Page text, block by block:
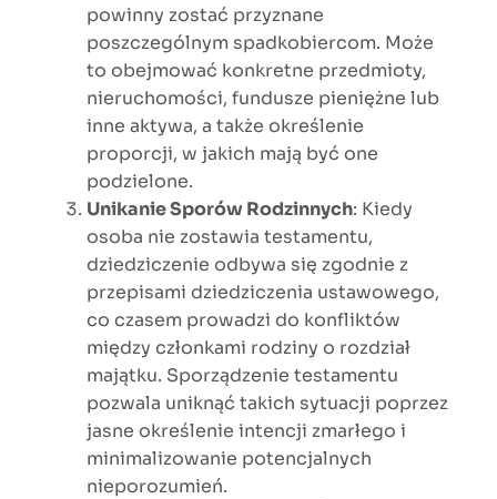
powinny zostać przyznane
poszczególnym spadkobiercom. Może
to obejmować konkretne przedmioty,
nieruchomości, fundusze pieniężne lub
inne aktywa, a także określenie
proporcji, w jakich mają być one
podzielone.
Unikanie Sporów Rodzinnych: Kiedy
osoba nie zostawia testamentu,
dziedziczenie odbywa się zgodnie z
przepisami dziedziczenia ustawowego,
co czasem prowadzi do konfliktów
między członkami rodziny o rozdział
majątku. Sporządzenie testamentu
pozwala uniknąć takich sytuacji poprzez
jasne określenie intencji zmarłego i
minimalizowanie potencjalnych
nieporozumień.